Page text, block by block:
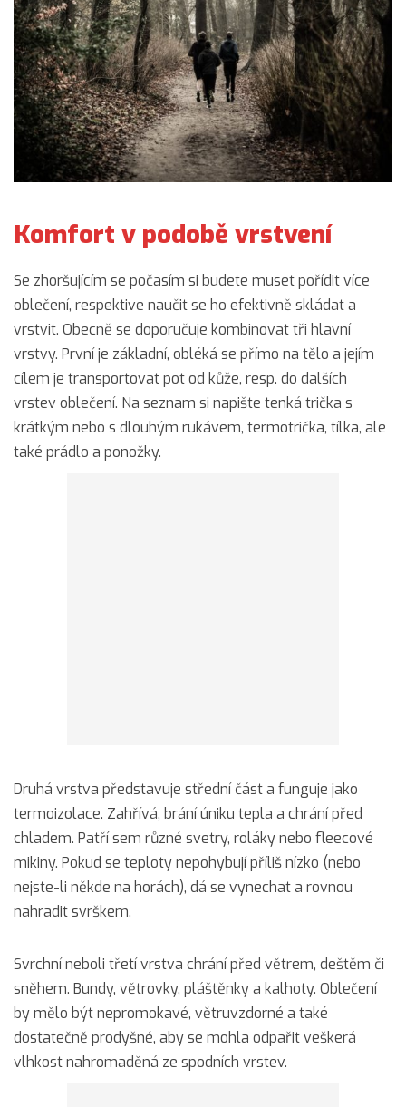
Komfort v podobě vrstvení
Se zhoršujícím se počasím si budete muset pořídit více
oblečení, respektive naučit se ho efektivně skládat a
vrstvit. Obecně se doporučuje kombinovat tři hlavní
vrstvy. První je základní, obléká se přímo na tělo a jejím
cílem je transportovat pot od kůže, resp. do dalších
vrstev oblečení. Na seznam si napište tenká trička s
krátkým nebo s dlouhým rukávem, termotrička, tílka, ale
také prádlo a ponožky.
Druhá vrstva představuje střední část a funguje jako
termoizolace. Zahřívá, brání úniku tepla a chrání před
chladem. Patří sem různé svetry, roláky nebo fleecové
mikiny. Pokud se teploty nepohybují příliš nízko (nebo
nejste-li někde na horách), dá se vynechat a rovnou
nahradit svrškem.
Svrchní neboli třetí vrstva chrání před větrem, deštěm či
sněhem. Bundy, větrovky, pláštěnky a kalhoty. Oblečení
by mělo být nepromokavé, větruvzdorné a také
dostatečně prodyšné, aby se mohla odpařit veškerá
vlhkost nahromaděná ze spodních vrstev.